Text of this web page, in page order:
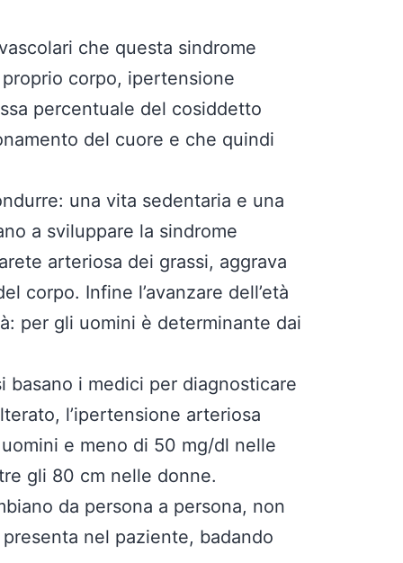
che questa sindrome
corpo, ipertensione
percentuale del cosiddetto
del cuore e che quindi
una vita sedentaria e una
a sviluppare la sindrome
arteriosa dei grassi, aggrava
corpo. Infine l’avanzare dell’età
per gli uomini è determinante dai
basano i medici per diagnosticare
l’ipertensione arteriosa
e meno di 50 mg/dl nelle
gli 80 cm nelle donne.
da persona a persona, non
nel paziente, badando